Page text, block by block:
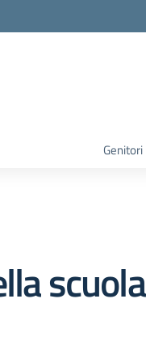
Genitori
scuola